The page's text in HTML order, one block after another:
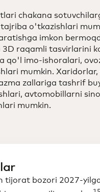
chakana
o'tkazishlari
imkon
raqamli tasvirlarini
qo'l imo-ishoralari,
mumkin. Xaridorlar,
zallariga tashrif
avtomobillarni
mumkin.
tijorat bozori 2027-